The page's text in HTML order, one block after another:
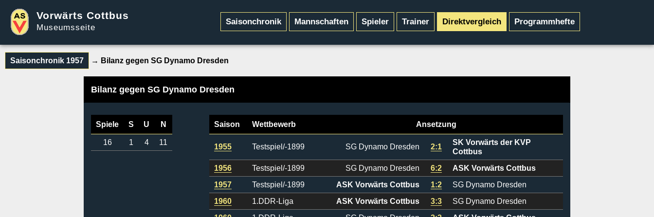
Vorwärts Cottbus
Museumsseite
Saisonchronik Mannschaften Spieler Trainer Direktvergleich Programmhefte
Saisonchronik 1957 → Bilanz gegen SG Dynamo Dresden
Bilanz gegen SG Dynamo Dresden
Spiele S U N
16 1 4 11
Saison Wettbewerb Ansetzung
1955 Testspiel/-1899 SG Dynamo Dresden 2:1
SK Vorwärts der KVP
Cottbus
1956
Testspiel/-1899 SG Dynamo Dresden 6:2
ASK Vorwärts Cottbus
1957
Testspiel/-1899 ASK Vorwärts Cottbus 1:2
SG Dynamo Dresden
1960
1.DDR-Liga ASK Vorwärts Cottbus 3:3
SG Dynamo Dresden